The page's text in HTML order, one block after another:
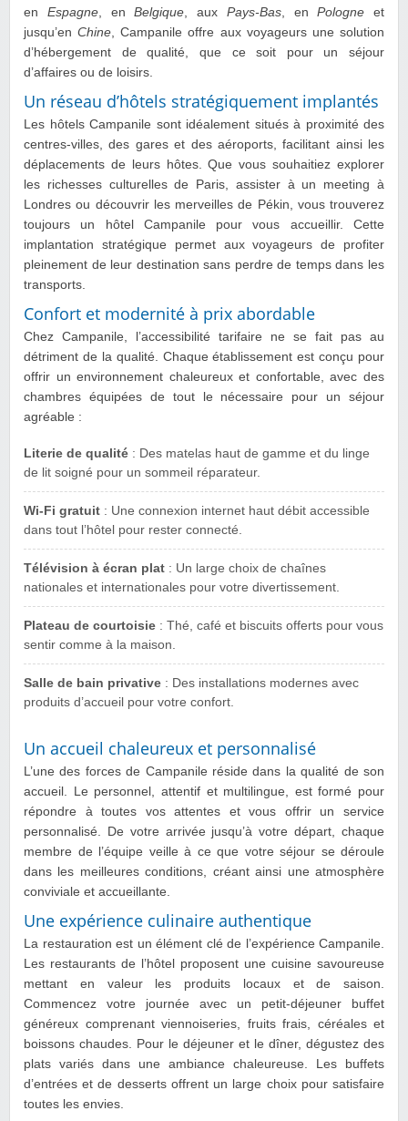
en Espagne, enBelgique, aux Pays-Bas, enPologne et
jusqu’enChine, Campanile offre aux voyageurs une solution
d’hébergement de qualité, que ce soit pour un séjour
d’affaires ou de loisirs.
Un réseau d’hôtels stratégiquement implantés
Les hôtels Campanile sont idéalement situés à proximité des
centres-villes, des gares et des aéroports, facilitant ainsi les
déplacements de leurs hôtes. Que vous souhaitiez explorer
les richesses culturelles de Paris, assister à un meeting à
Londres ou découvrir les merveilles de Pékin, vous trouverez
toujours un hôtel Campanile pour vous accueillir. Cette
implantation stratégique permet aux voyageurs de profiter
pleinement de leur destination sans perdre de temps dans les
transports.
Confort et modernité à prix abordable
Chez Campanile, l’accessibilité tarifaire ne se fait pas au
détriment de la qualité. Chaque établissement est conçu pour
offrir un environnement chaleureux et confortable, avec des
chambres équipées de tout le nécessaire pour un séjour
agréable :
Literie de qualité : Des matelas haut de gamme et du linge
de lit soigné pour un sommeil réparateur.
Wi-Fi gratuit : Une connexion internet haut débit accessible
dans tout l’hôtel pour rester connecté.
Télévision à écran plat : Un large choix de chaînes
nationales et internationales pour votre divertissement.
Plateau de courtoisie : Thé, café et biscuits offerts pour vous
sentir comme à la maison.
Salle de bain privative : Des installations modernes avec
produits d’accueil pour votre confort.
Un accueil chaleureux et personnalisé
L’une des forces de Campanile réside dans la qualité de son
accueil. Le personnel, attentif et multilingue, est formé pour
répondre à toutes vos attentes et vous offrir un service
personnalisé. De votre arrivée jusqu’à votre départ, chaque
membre de l’équipe veille à ce que votre séjour se déroule
dans les meilleures conditions, créant ainsi une atmosphère
conviviale et accueillante.
Une expérience culinaire authentique
La restauration est un élément clé de l’expérience Campanile.
Les restaurants de l’hôtel proposent une cuisine savoureuse
mettant en valeur les produits locaux et de saison.
Commencez votre journée avec un petit-déjeuner buffet
généreux comprenant viennoiseries, fruits frais, céréales et
boissons chaudes. Pour le déjeuner et le dîner, dégustez des
plats variés dans une ambiance chaleureuse. Les buffets
d’entrées et de desserts offrent un large choix pour satisfaire
toutes les envies.